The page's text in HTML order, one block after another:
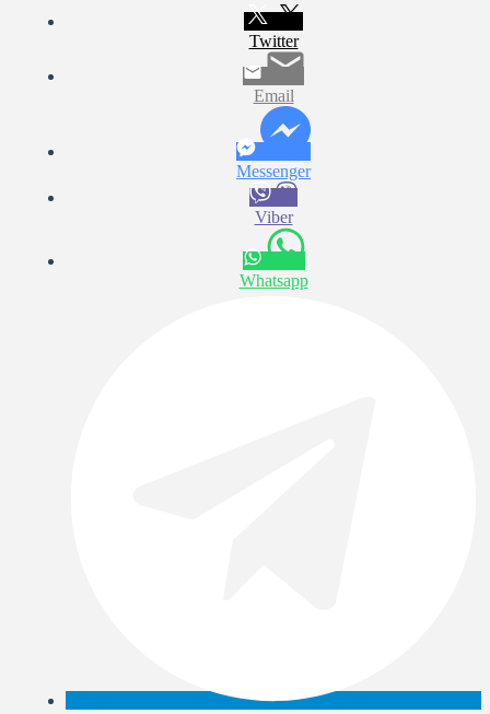
Twitter
Email
Messenger
Viber
Whatsapp